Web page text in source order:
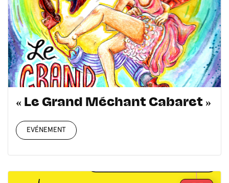
« Le Grand Méchant Cabaret »
EVÉNEMENT